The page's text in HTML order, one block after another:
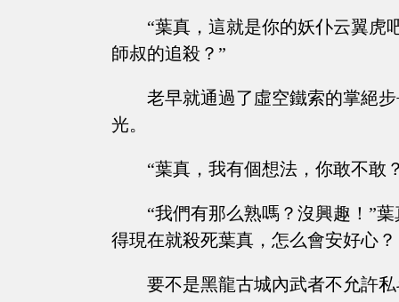
“葉真，這就是你的妖仆云翼虎
師叔的追殺？”
老早就通過了虛空鐵索的掌絕
光。
“葉真，我有個想法，你敢不敢
“我們有那么熟嗎？沒興趣！”
得現在就殺死葉真，怎么會安好心？
要不是黑龍古城內武者不允許